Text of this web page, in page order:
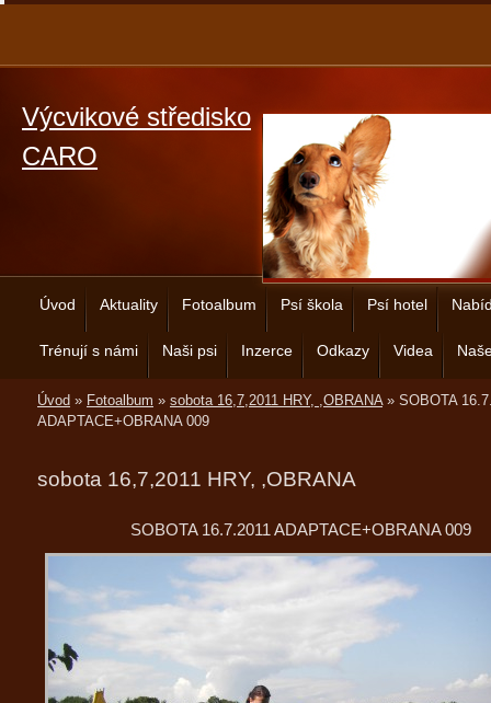
Výcvikové středisko
CARO
Úvod Aktuality Fotoalbum Psí škola Psí hotel
Trénují s námi Naši psi Inzerce Odkazy Videa
Úvod » Fotoalbum » sobota 16,7,2011 HRY, ,OBRANA» SOBOTA
ADAPTACE+OBRANA 009
sobota 16,7,2011 HRY, ,OBRANA
SOBOTA 16.7.2011 ADAPTACE+OBRANA 009